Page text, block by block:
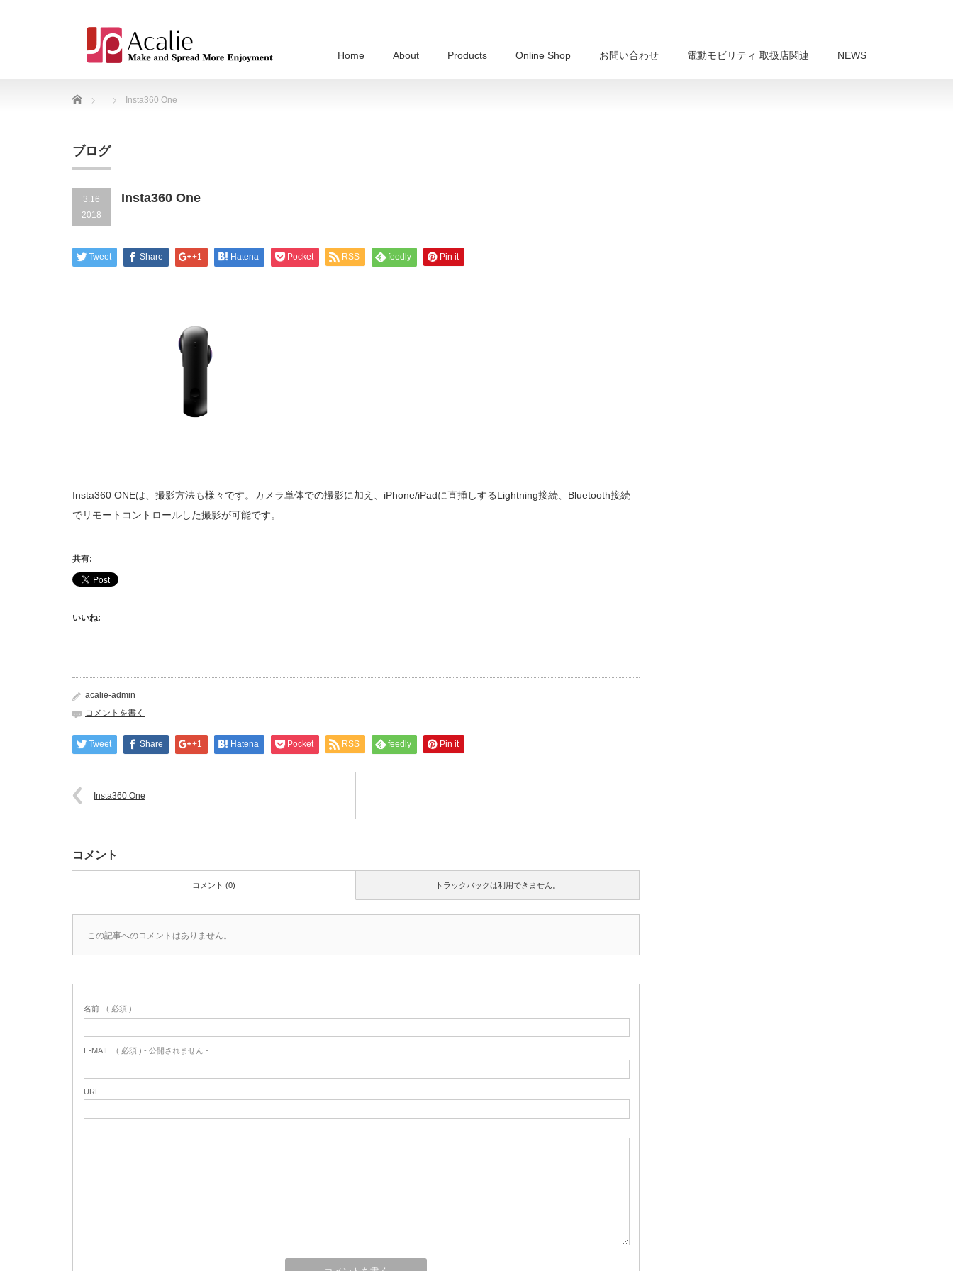
Home About Products Online Shop お問い合わせ 電動モビリティ 取扱店関連 NEWS
Home Insta360 One
ブログ
3.16
2018
Insta360 One
Tweet Share +1 Hatena Pocket RSS feedly Pin it
Insta360 ONEは、撮影方法も様々です。カメラ単体での撮影に加え、iPhone/iPadに直挿しするLightning接続、Bluetooth接続
でリモートコントロールした撮影が可能です。
共有:
いいね:
acalie-admin
コメントを書く
Tweet Share +1 Hatena Pocket RSS feedly Pin it
Insta360 One
コメント
トラックバックは利用できません。
コメント (0)
この記事へのコメントはありません。
名前 ( 必須 )
E-MAIL ( 必須 ) - 公開されません -
URL